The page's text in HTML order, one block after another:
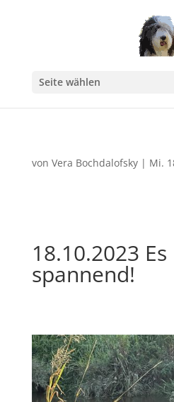
Seite wählen
von Vera Bochdalofsky| Mi.
18.10.2023
spannend!